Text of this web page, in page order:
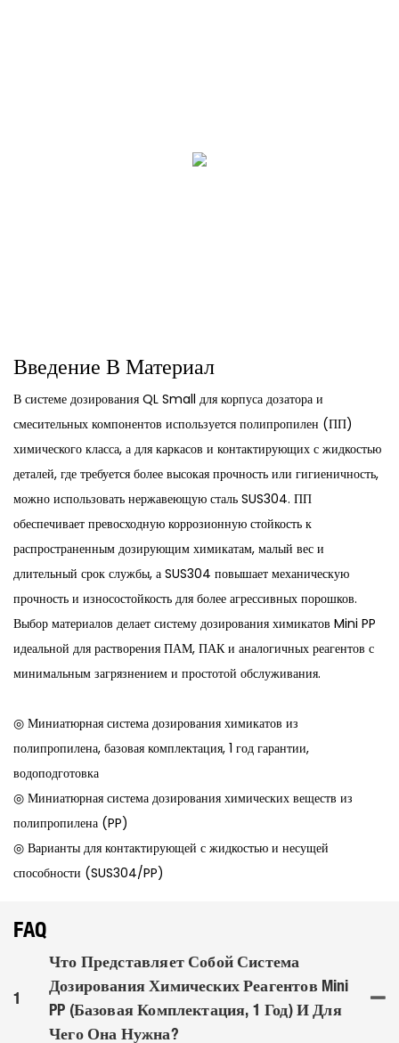
Введение В Материал
В системе дозирования QL Small для корпуса дозатора и
смесительных компонентов используется полипропилен (ПП)
химического класса, а для каркасов и контактирующих с жидкостью
деталей, где требуется более высокая прочность или гигиеничность,
можно использовать нержавеющую сталь SUS304. ПП
обеспечивает превосходную коррозионную стойкость к
распространенным дозирующим химикатам, малый вес и
длительный срок службы, а SUS304 повышает механическую
прочность и износостойкость для более агрессивных порошков.
Выбор материалов делает систему дозирования химикатов Mini PP
идеальной для растворения ПАМ, ПАК и аналогичных реагентов с
минимальным загрязнением и простотой обслуживания.
◎ Миниатюрная система дозирования химикатов из
полипропилена, базовая комплектация, 1 год гарантии,
водоподготовка
◎ Миниатюрная система дозирования химических веществ из
полипропилена (PP)
◎ Варианты для контактирующей с жидкостью и несущей
способности (SUS304/PP)
FAQ
1
Что Представляет Собой Система
Дозирования Химических Реагентов Mini
PP (базовая Комплектация, 1 Год) И Для
Чего Она Нужна?